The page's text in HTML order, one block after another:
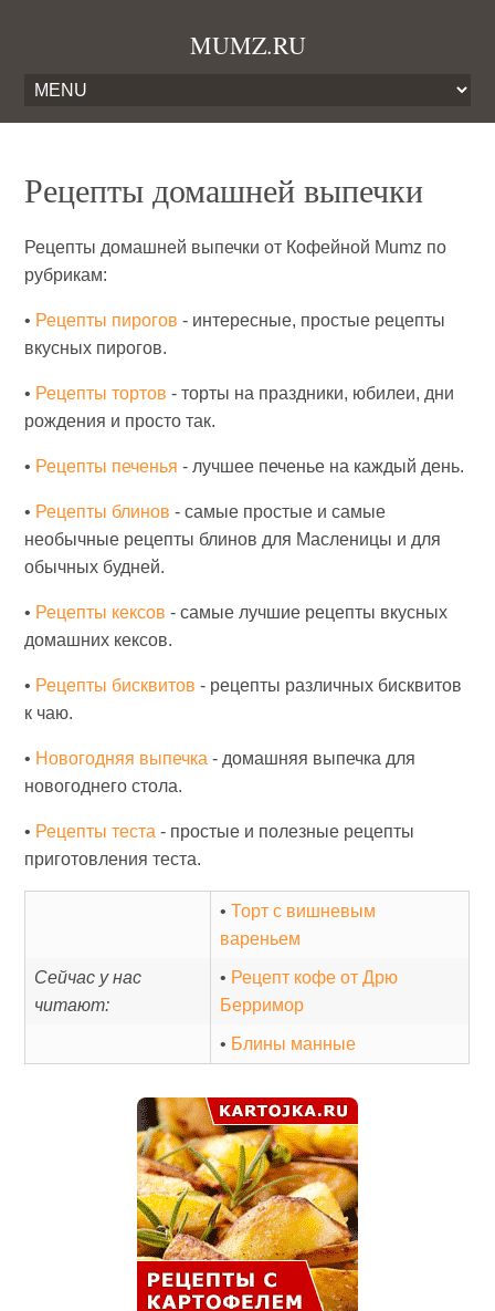
MUMZ.RU
Рецепты домашней выпечки
Рецепты домашней выпечки от Кофейной Mumz по
рубрикам:
• Рецепты пирогов - интересные, простые рецепты
вкусных пирогов.
• Рецепты тортов - торты на праздники, юбилеи, дни
рождения и просто так.
• Рецепты печенья - лучшее печенье на каждый день.
• Рецепты блинов - самые простые и самые
необычные рецепты блинов для Масленицы и для
обычных будней.
• Рецепты кексов - самые лучшие рецепты вкусных
домашних кексов.
• Рецепты бисквитов - рецепты различных бисквитов
к чаю.
• Новогодняя выпечка - домашняя выпечка для
новогоднего стола.
• Рецепты теста - простые и полезные рецепты
приготовления теста.
•Торт с вишневым
вареньем
Сейчас у нас
читают:
• Рецепт кофе от Дрю
Берримор
• Блины манные